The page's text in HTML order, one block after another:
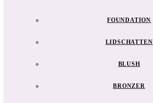
FOUNDATION
LIDSCHATTEN
BLUSH
BRONZER